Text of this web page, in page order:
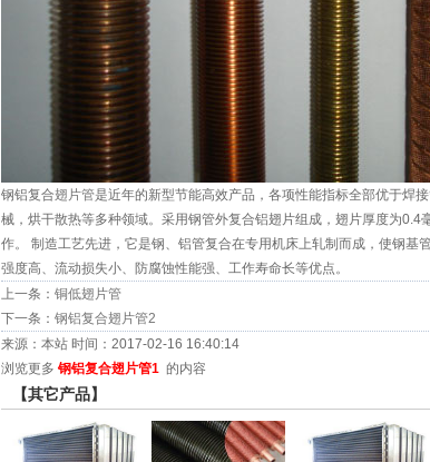
钢铝复合翅片管是近年的新型节能高效产品，各项性能指标全部优于焊
械，烘干散热等多种领域。采用钢管外复合铝翅片组成，翅片厚度为0.4
作。 制造工艺先进，它是钢、铝管复合在专用机床上轧制而成，使钢基
强度高、流动损失小、防腐蚀性能强、工作寿命长等优点。
上一条： 铜低翅片管
下一条： 钢铝复合翅片管2
来源：本站 时间：2017-02-16 16:40:14
浏览更多 钢铝复合翅片管1的内容
【其它产品】